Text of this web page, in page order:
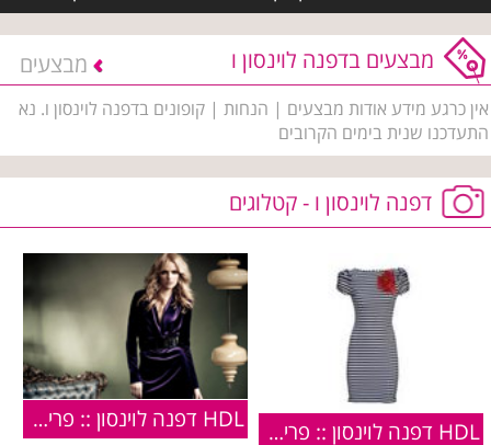
מבצעים בדפנה לוינסון ו מבצעים
אין כרגע מידע אודות מבצעים | הנחות | קופונים בדפנה לוינסון ו. נא
התעדכנו שנית בימים הקרובים
דפנה לוינסון ו - קטלוגים
HDL דפנה לוינסון :: פריטים מקולקציית הקיץ 2010 HDL דפנה לוינסון :: פריטים מקולקציית חורף 2009/2010